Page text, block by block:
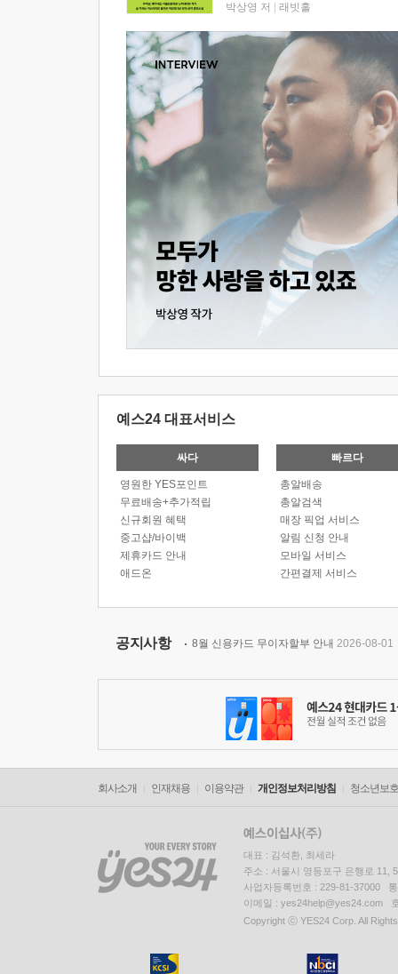
박상영 저 래빗홀
예스24 대표서비스
싸다
영원한 YES포인트
무료배송+추가적립
신규회원 혜택
중고샵/바이백
제휴카드 안내
애드온
빠르다
총알배송
총알검색
매장 픽업 서비스
알림 신청 안내
모바일 서비스
간편결제 서비스
공지사항 8월 신용카드 무이자할부 안내 2026-08-01
회사소개 인재채용 이용약관 개인정보처리방침 청소년보
대표 : 김석환, 최세라
주소 : 서울시 영등포구 은행로 11,
사업자등록번호 : 229-81-37000
이메일 : yes24help@yes24.com
Copyright ⓒ YES24 Corp. All